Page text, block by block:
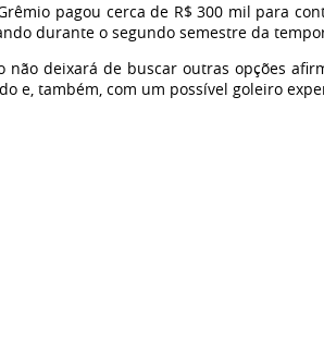
pagou cerca de R$ 300 mil para
durante o segundo semestre da
não deixará de buscar outras opções
e, também, com um possível goleiro